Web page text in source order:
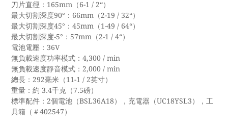
刀片直徑：165mm（6-1 / 2“）
最大切割深度90°：66mm（2-19 / 32“）
最大切割深度45°：45mm（1-49 / 64“）
最大切割深度-5°：57mm（2-1 / 4“）
電池電壓：36V
無負載速度功率模式：4,300 / min
無負載速度靜音模式：2,000 / min
總長：292毫米（11-1 / 2英寸）
重量：約 3.4千克（7.5磅）
標準配件：2個電池（BSL36A18），充電器（UC18YSL3），工
具箱（＃402547）